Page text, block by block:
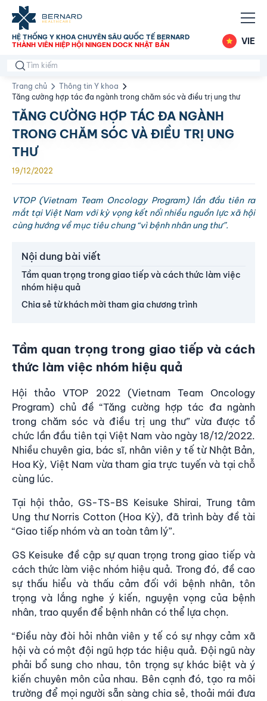
HỆ THỐNG Y KHOA CHUYÊN SÂU QUỐC TẾ BERNARD
THÀNH VIÊN HIỆP HỘI NINGEN DOCK NHẬT BẢN
VIE
Trang chủ
Thông tin Y khoa
Tăng cường hợp tác đa ngành trong chăm sóc và điều trị ung thư
TĂNG CƯỜNG HỢP TÁC ĐA NGÀNH
TRONG CHĂM SÓC VÀ ĐIỀU TRỊ UNG
THƯ
19/12/2022
VTOP (Vietnam Team Oncology Program) lần đầu tiên ra
mắt tại Việt Nam với kỳ vọng kết nối nhiều nguồn lực xã hội
cùng hướng về mục tiêu chung “vì bệnh nhân ung thư”.
Nội dung bài viết
Tầm quan trọng trong giao tiếp và cách thức làm việc
nhóm hiệu quả
Chia sẻ từ khách mời tham gia chương trình
Tầm quan trọng trong giao tiếp và cách
thức làm việc nhóm hiệu quả
Hội thảo VTOP 2022 (Vietnam Team Oncology
Program) chủ đề “Tăng cường hợp tác đa ngành
trong chăm sóc và điều trị ung thư” vừa được tổ
chức lần đầu tiên tại Việt Nam vào ngày 18/12/2022.
Nhiều chuyên gia, bác sĩ, nhân viên y tế từ Nhật Bản,
Hoa Kỳ, Việt Nam vừa tham gia trực tuyến và tại chỗ
cùng lúc.
Tại hội thảo, GS-TS-BS Keisuke Shirai, Trung tâm
Ung thư Norris Cotton (Hoa Kỳ), đã trình bày đề tài
“Giao tiếp nhóm và an toàn tâm lý”.
GS Keisuke đề cập sự quan trọng trong giao tiếp và
cách thức làm việc nhóm hiệu quả. Trong đó, đề cao
sự thấu hiểu và thấu cảm đối với bệnh nhân, tôn
trọng và lắng nghe ý kiến, nguyện vọng của bệnh
nhân, trao quyền để bệnh nhân có thể lựa chọn.
“Điều này đòi hỏi nhân viên y tế có sự nhạy cảm xã
hội và có một đội ngũ hợp tác hiệu quả. Đội ngũ này
phải bổ sung cho nhau, tôn trọng sự khác biệt và ý
kiến chuyên môn của nhau. Bên cạnh đó, tạo ra môi
trường để mọi người sẵn sàng chia sẻ, thoải mái đưa